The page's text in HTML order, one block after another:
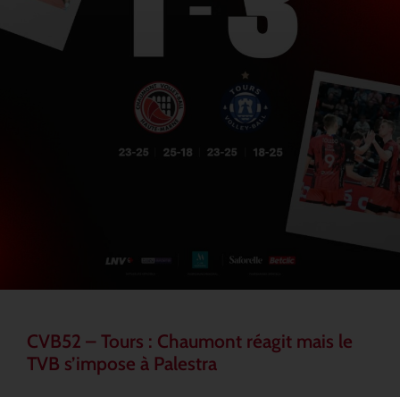
CVB52 – Tours : Chaumont réagit mais le
TVB s’impose à Palestra